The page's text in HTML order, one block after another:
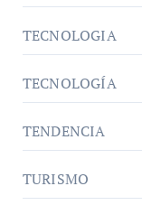
TECNOLOGIA
TECNOLOGÍA
TENDENCIA
TURISMO